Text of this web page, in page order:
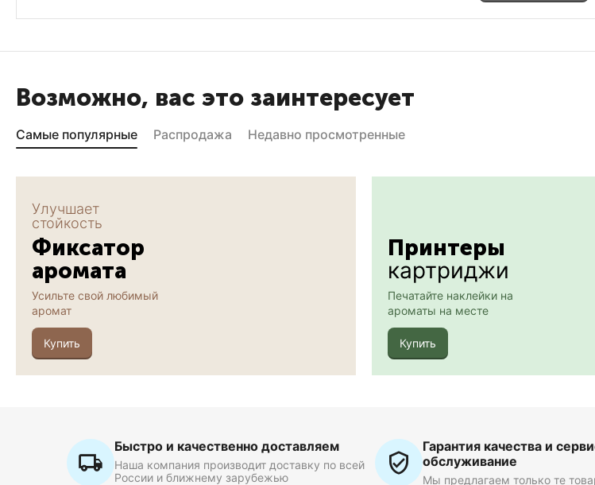
Возможно, вас это заинтересует
Самые популярные Распродажа Недавно просмотренные
Улучшает
стойкость
Фиксатор
аромата
Усильте свой любимый
аромат
Купить
Принтеры
картриджи
Печатайте наклейки на
ароматы на месте
Купить
Быстро и качественно доставляем
Наша компания производит доставку по всей
России и ближнему зарубежью
Гарантия качества и
обслуживание
Мы предлагаем только те